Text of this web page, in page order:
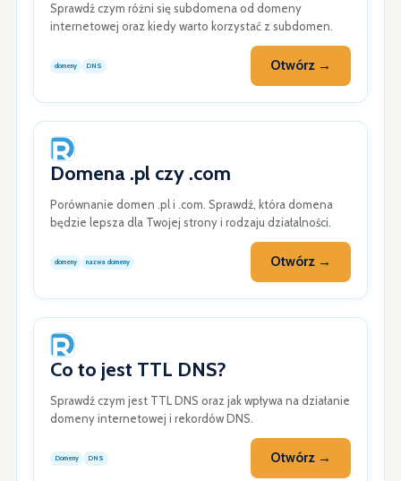
Sprawdź czym różni się subdomena od domeny
internetowej oraz kiedy warto korzystać z subdomen.
domeny DNS Otwórz →
Domena .pl czy .com
Porównanie domen .pl i .com. Sprawdź, która domena
będzie lepsza dla Twojej strony i rodzaju działalności.
domeny nazwa domeny Otwórz →
Co to jest TTL DNS?
Sprawdź czym jest TTL DNS oraz jak wpływa na działanie
domeny internetowej i rekordów DNS.
Domeny DNS Otwórz →